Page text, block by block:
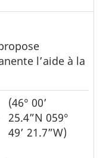
l’aide à la
(46° 00’
25.4”N 059°
49’ 21.7”W)